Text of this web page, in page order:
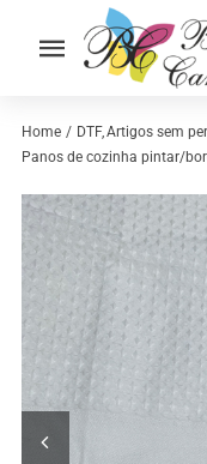
Toggle
Home
Loja
Categorias
Contactos
Home DTF Artigos sem
Panos de cozinha pintar/